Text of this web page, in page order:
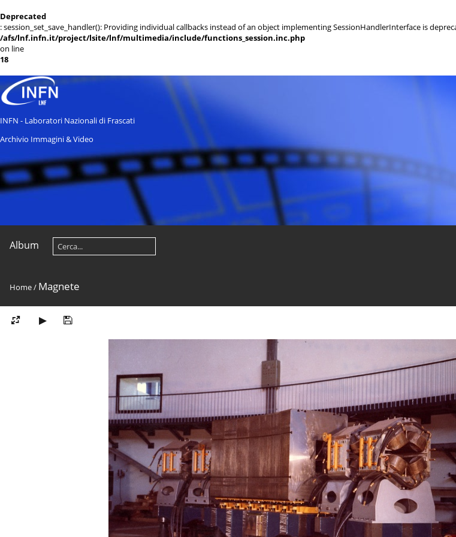
Deprecated
: session_set_save_handler(): Providing individual callbacks instead of an object implementing SessionHandlerInterface is
/afs/lnf.infn.it/project/lsite/lnf/multimedia/include/functions_session.inc.php
on line
18
INFN - Laboratori Nazionali di Frascati
Archivio Immagini & Video
Album
Home/ Magnete